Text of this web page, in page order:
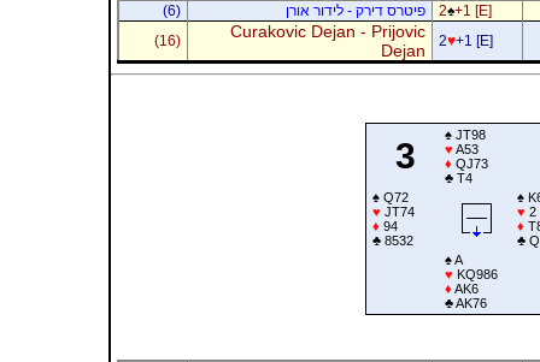
2♠+1 [E] פיטרס דירק - לידור אורן
(6)
2♥+1 [E]
Curakovic Dejan - Prijovic
Dejan
(16)
3
♠JT98
♥ A53
♦ QJ73
♣T4
♠Q72
♥ JT74
♦ 94
♣8532
♠
♥ 2
♦
♣
♠A
♥ KQ986
♦ AK6
♣AK76